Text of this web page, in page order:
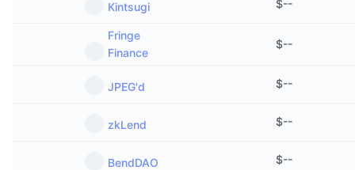
Kintsugi $--
Fringe
Finance
$--
JPEG'd $--
zkLend $--
BendDAO $--